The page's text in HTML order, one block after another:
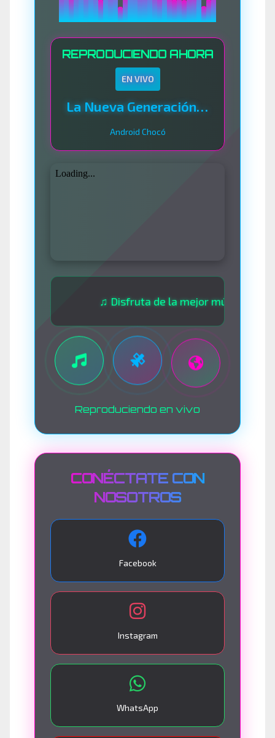
REPRODUCIENDO AHORA
EN VIVO
La Nueva Generación Del Sistema
Android Chocó
♫ Disfruta de la mejor música las 24
Reproduciendo en vivo
CONÉCTATE CON
NOSOTROS
Facebook
Instagram
WhatsApp